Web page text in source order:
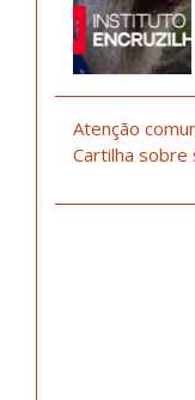
Atenção
Cartilha sobre